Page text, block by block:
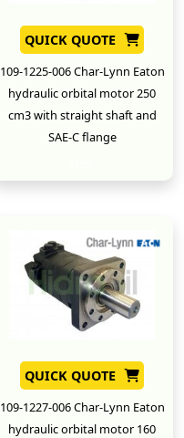
QUICK QUOTE
109-1225-006 Char-Lynn Eaton
hydraulic orbital motor 250
cm3 with straight shaft and
SAE-C flange
QUICK QUOTE
109-1227-006 Char-Lynn Eaton
hydraulic orbital motor 160